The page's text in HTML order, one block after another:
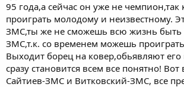
95 года,а сейчас он уже не чемпион,так
проиграть молодому и неизвестному.
ЗМС,ты же не сможешь всю жизнь быть
ЗМС,т.к. со временем можешь
Выходит борец на ковер,обьявляют его
сразу становится всем все понятно!
Сайтиев-ЗМС и Витковский-ЗМС, все